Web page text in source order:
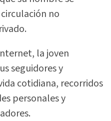
no
la joven
seguidores y
cotidiana, recorridos
personales y